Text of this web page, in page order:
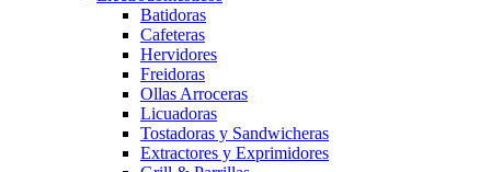
Batidoras
Cafeteras
Hervidores
Freidoras
Ollas Arroceras
Licuadoras
Tostadoras y Sandwicheras
Extractores y Exprimidores